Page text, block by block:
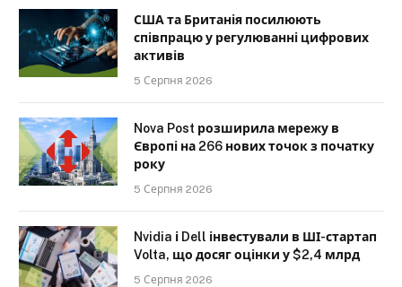
США та Британія посилюють
співпрацю у регулюванні цифрових
активів
5 Серпня 2026
Nova Post розширила мережу в
Європі на 266 нових точок з початку
року
5 Серпня 2026
Nvidia і Dell інвестували в ШІ-стартап
Volta, що досяг оцінки у $2,4 млрд
5 Серпня 2026